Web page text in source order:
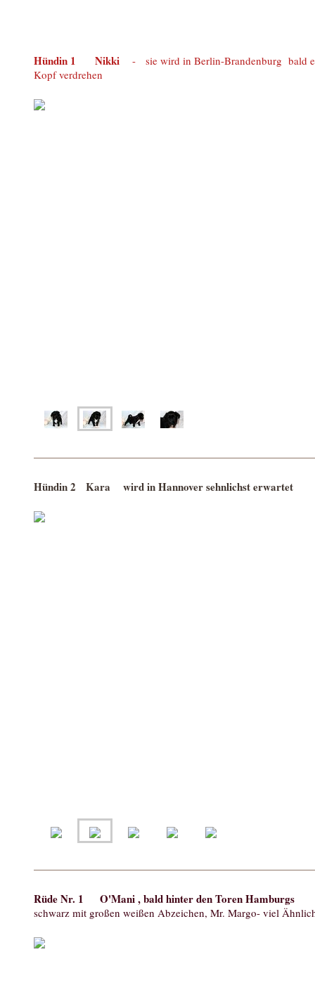
Hündin 1 Nikki
- sie wird in Berlin-Brandenburg bald
Kopf verdrehen
Hündin 2 Kara wird in Hannover sehnlichst erwartet
Rüde Nr. 1 O'Mani , bald hinter den Toren Hamburgs
schwarz mit großen weißen Abzeichen, Mr. Margo- viel